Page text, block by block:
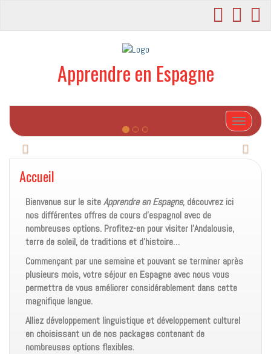
Apprendre en Espagne
Afficher/
P
r
c
e
d
e
n
t
S
t
Accueil
Bienvenue sur le siteApprendre en Espagne, découvrez ici
nos différentes offres de cours d’espagnol avec de
nombreuses options. Profitez-en pour visiter l’Andalousie,
terre de soleil, de traditions et d’histoire…
Commençant par une semaine et pouvant se terminer après
plusieurs mois, votre séjour en Espagne avec nous vous
permettra de vous améliorer considérablement dans cette
magnifique langue.
Alliez développement linguistique et développement culturel
en choisissant un de nos packages contenant de
nombreuses options flexibles.